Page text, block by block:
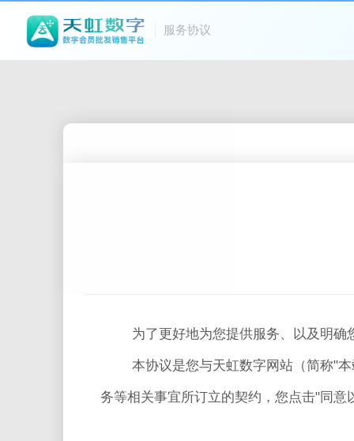
服务协议
为了更好地为您提供服务、以及明
本协议是您与天虹数字网站（简称"
务等相关事宜所订立的契约，您点击"同